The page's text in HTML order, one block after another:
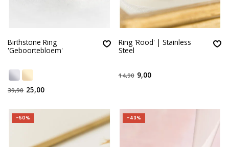
Birthstone Ring
'Geboortebloem'
39,90 25,00
Ring 'Rood' | Stainless
Steel
14,90 9,00
-50% -43%